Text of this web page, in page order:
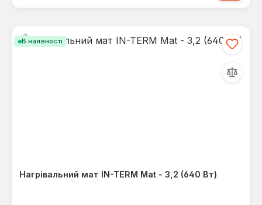
В наявності
Нагрівальний мат IN-TERM Mat - 3,2 (640 Вт)